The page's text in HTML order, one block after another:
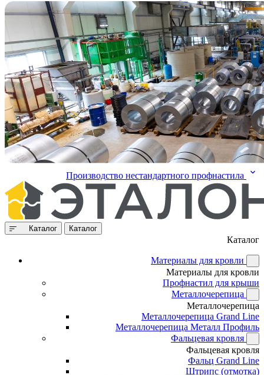
Производство нестандартного профнастила
Каталог Каталог
Каталог
Материалы для кровли
Материалы для кровли
Профнастил для крыши
Металлочерепица
Металлочерепица
Металлочерепица Grand Line
Металлочерепица Металл Профиль
Фальцевая кровля
Фальцевая кровля
Фальц Grand Line
Штрипс (отмотка)